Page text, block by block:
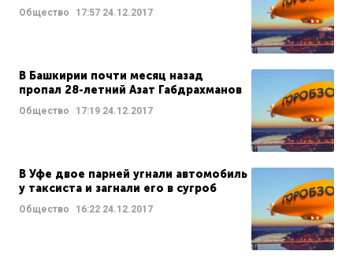
Общество 17:57 24.12.2017
В Башкирии почти месяц назад
пропал 28-летний Азат Габдрахманов
Общество 17:19 24.12.2017
В Уфе двое парней угнали автомобиль
у таксиста и загнали его в сугроб
Общество 16:22 24.12.2017